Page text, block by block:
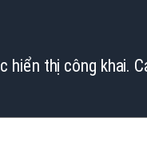
hiển thị công khai.